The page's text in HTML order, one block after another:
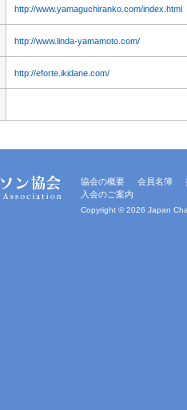
http://www.yamaguchiranko.com/index.html
http://www.linda-yamamoto.com/
http://eforte.ikidane.com/
協会の概要 会員名簿
入会のご案内
Copyright ©2026 Japan